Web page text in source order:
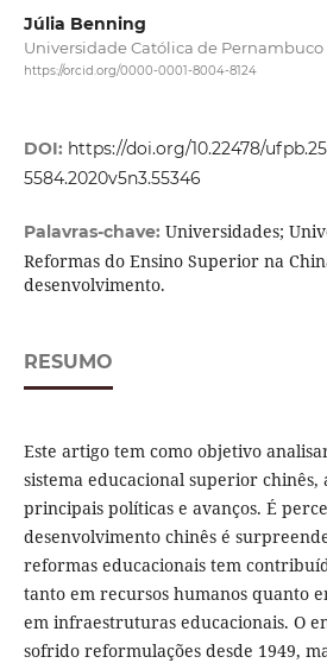
Júlia Benning
Universidade Católica de Pernambuco
https://orcid.org/0000-0001-8004-8124
DOI: https://doi.org/10.22478/
5584.2020v5n3.55346
Palavras-chave: Universidades;
Reformas do Ensino Superior na
desenvolvimento.
RESUMO
Este artigo tem como objetivo
sistema educacional superior chinês,
principais políticas e avanços. É
desenvolvimento chinês é
reformas educacionais tem
tanto em recursos humanos quanto
em infraestruturas educacionais. O
sofrido reformulações desde 1949,